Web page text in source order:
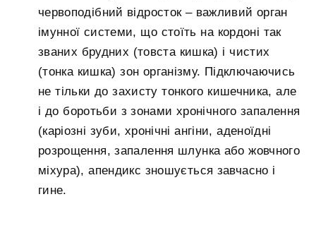
червоподібний відросток – важливий орган
імунної системи, що стоїть на кордоні так
званих брудних (товста кишка) і чистих
(тонка кишка) зон організму. Підключаючись
не тільки до захисту тонкого кишечника, але
і до боротьби з зонами хронічного запалення
(каріозні зуби, хронічні ангіни, аденоїдні
розрощення, запалення шлунка або жовчного
міхура), апендикс зношується завчасно і
гине.